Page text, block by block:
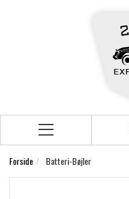
Forside Batteri-Bøjler